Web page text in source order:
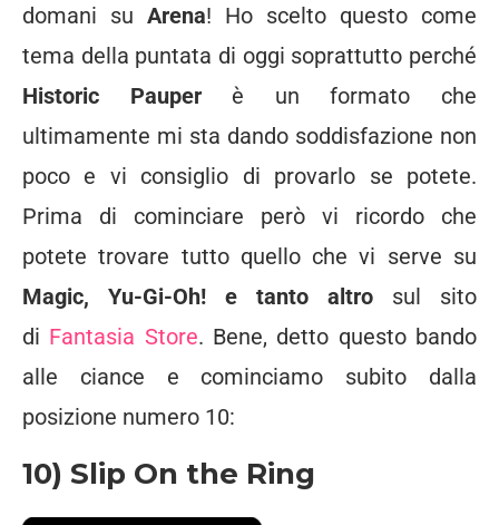
domani su Arena! Ho scelto questo come
tema della puntata di oggi soprattutto perché
Historic Pauperè un formato che
ultimamente mi sta dando soddisfazione non
poco e vi consiglio di provarlo se potete.
Prima di cominciare però vi ricordo che
potete trovare tutto quello che vi serve su
Magic, Yu-Gi-Oh! e tanto altro sul sito
di Fantasia Store. Bene, detto questo bando
alle ciance e cominciamo subito dalla
posizione numero 10:
10) Slip On the Ring